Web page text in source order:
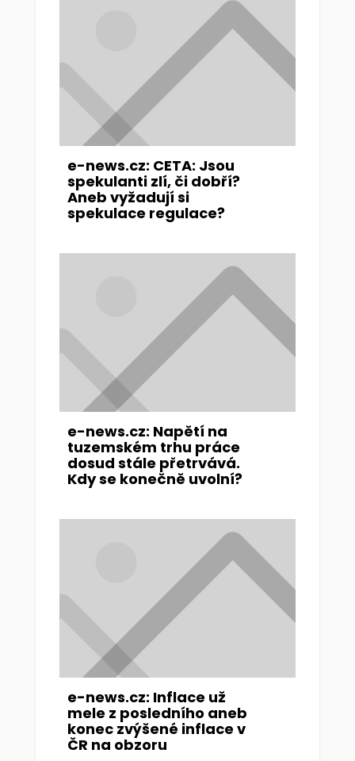
e-news.cz: CETA: Jsou
spekulanti zlí, či dobří?
Aneb vyžadují si
spekulace regulace?
e-news.cz: Napětí na
tuzemském trhu práce
dosud stále přetrvává.
Kdy se konečně uvolní?
e-news.cz: Inflace už
mele z posledního aneb
konec zvýšené inflace v
ČR na obzoru